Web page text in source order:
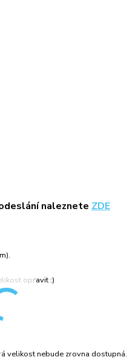
naleznete ZDE
opravit :)
velikost nebude zrovna dostupná.